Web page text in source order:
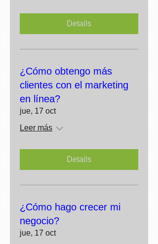
Details
¿Cómo obtengo más
clientes con el marketing
en línea?
jue, 17 oct
Leer más
Details
¿Cómo hago crecer mi
negocio?
jue, 17 oct